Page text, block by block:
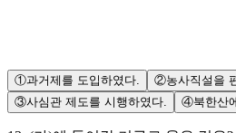
①과거제를 도입하였다. ②농사직설을
③사심관 제도를 시행하였다. ④북한산